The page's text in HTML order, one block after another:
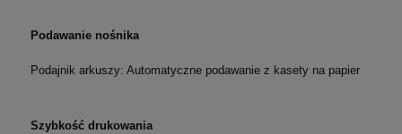
Podawanie nośnika
Podajnik arkuszy: Automatyczne podawanie z kasety na papier
Szybkość drukowania